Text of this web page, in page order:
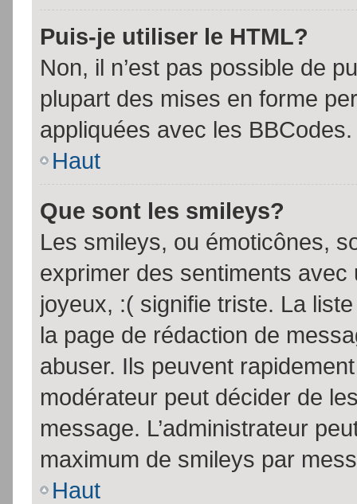
Puis-je utiliser le HTML?
Non, il n’est pas possible de
plupart des mises en forme
appliquées avec les BBCodes.
Haut
Que sont les smileys?
Les smileys, ou émoticônes,
exprimer des sentiments
joyeux, :( signifie triste. La
la page de rédaction de
abuser. Ils peuvent
modérateur peut décider de
message. L’administrateur
maximum de smileys par
Haut